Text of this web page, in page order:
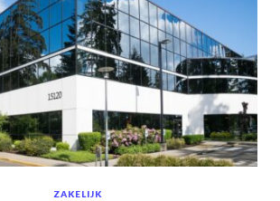
ZAKELIJK